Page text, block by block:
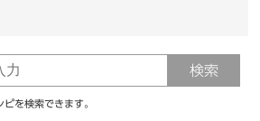
を検索できます。